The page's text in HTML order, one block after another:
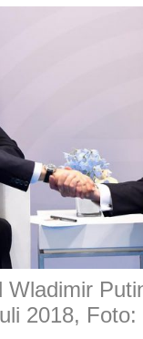
Wladimir
2018,